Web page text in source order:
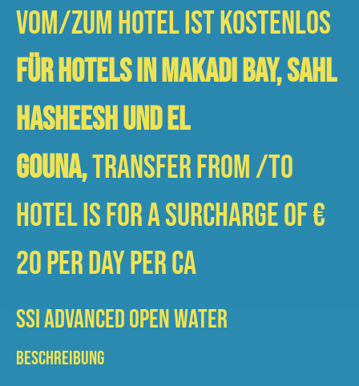
vom/zum Hotel ist kostenlos
Für Hotels in Makadi Bay, Sahl
Hasheesh und El
Gouna,Transfer from /To
Hotel is for a surcharge of €
20 per day per ca
SSI Advanced Open Water
BESCHREIBUNG